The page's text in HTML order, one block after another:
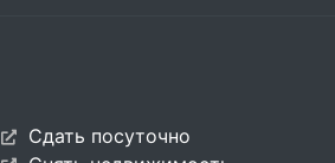
Сдать посуточно